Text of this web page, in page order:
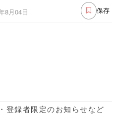
8月04日 保存
登録者限定のお知らせなど